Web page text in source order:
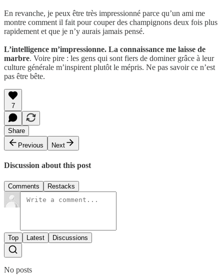
En revanche, je peux être très impressionné parce qu’un ami me
montre comment il fait pour couper des champignons deux fois plus
rapidement et que je n’y aurais jamais pensé.
L’intelligence m’impressionne. La connaissance me laisse de
marbre. Voire pire : les gens qui sont fiers de dominer grâce à leur
culture générale m’inspirent plutôt le mépris. Ne pas savoir ce n’est
pas être bête.
7
Share
Previous
Next
Discussion about this post
Comments Restacks
Top Latest Discussions
No posts